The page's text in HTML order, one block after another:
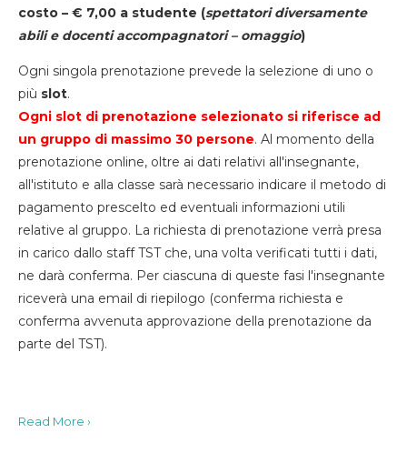
costo – € 7,00 a studente (spettatori diversamente
abili e docenti accompagnatori – omaggio)
Ogni singola prenotazione prevede la selezione di uno o
più slot.
Ogni slot di prenotazione selezionato si riferisce ad
un gruppo di massimo 30 persone. Al momento della
prenotazione online, oltre ai dati relativi all'insegnante,
all'istituto e alla classe sarà necessario indicare il metodo di
pagamento prescelto ed eventuali informazioni utili
relative al gruppo. La richiesta di prenotazione verrà presa
in carico dallo staff TST che, una volta verificati tutti i dati,
ne darà conferma. Per ciascuna di queste fasi l'insegnante
riceverà una email di riepilogo (conferma richiesta e
conferma avvenuta approvazione della prenotazione da
parte del TST).
Read More ›